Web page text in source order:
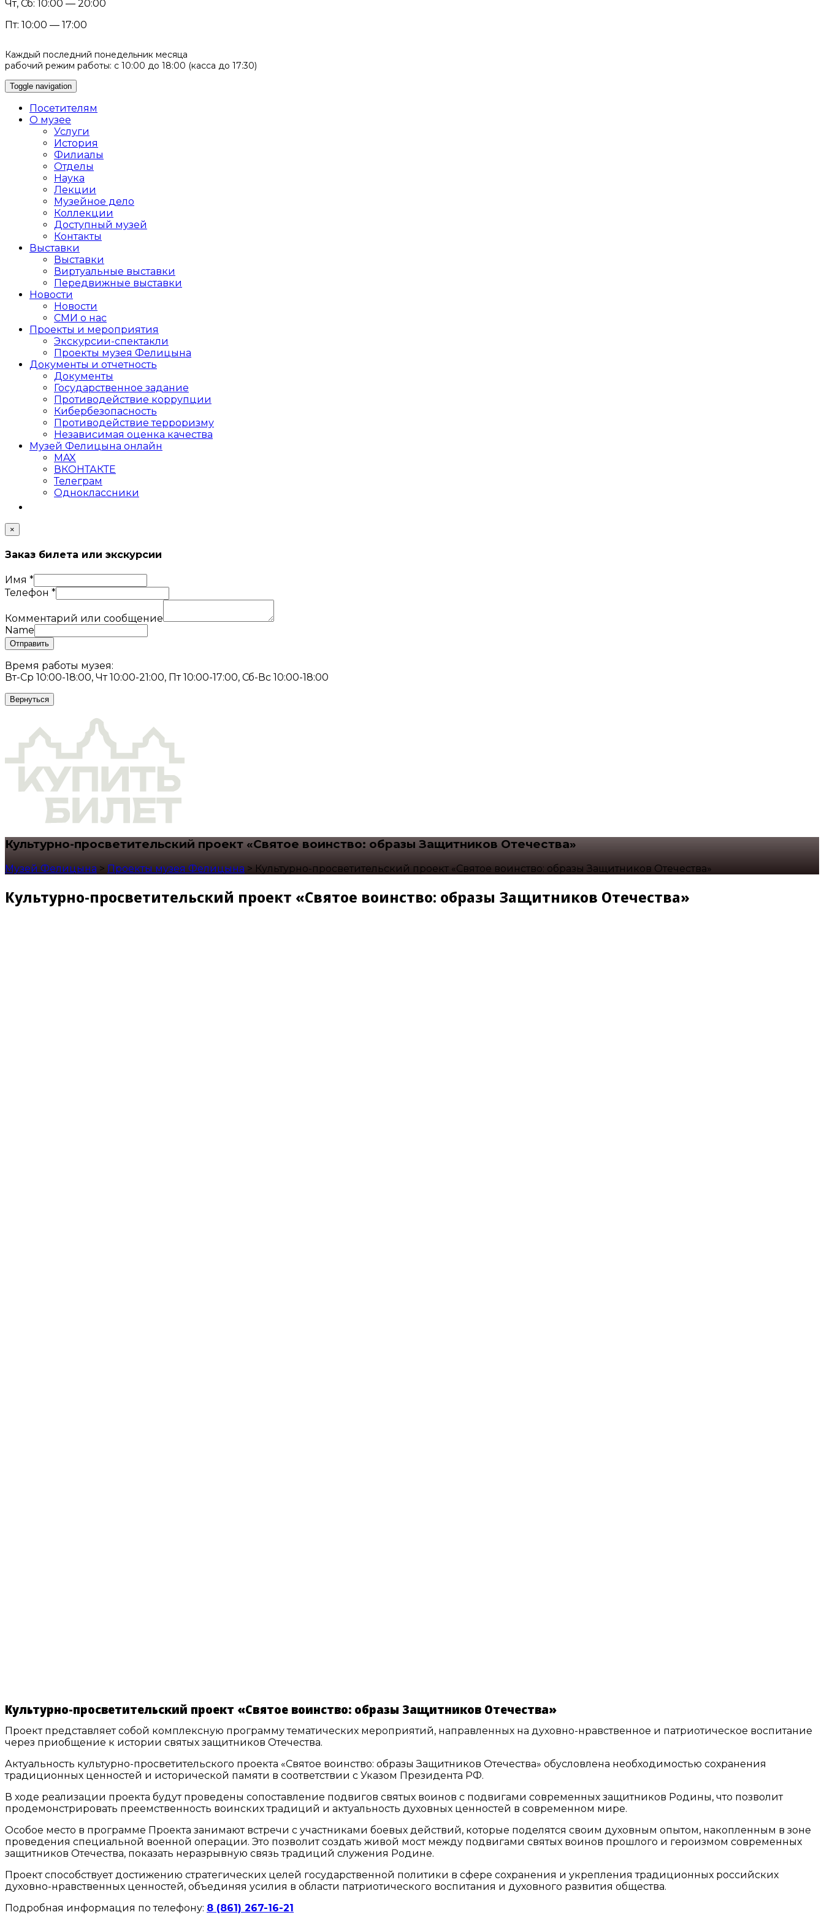
Чт, Сб: 10:00 — 20:00
Пт: 10:00 — 17:00
Каждый последний понедельник месяца
рабочий режим работы: с 10:00 до 18:00 (касса до 17:30)
Toggle navigation
Посетителям
О музее
Услуги
История
Филиалы
Отделы
Наука
Лекции
Музейное дело
Коллекции
Доступный музей
Контакты
Выставки
Выставки
Виртуальные выставки
Передвижные выставки
Новости
Новости
СМИ о нас
Проекты и мероприятия
Экскурсии-спектакли
Проекты музея Фелицына
Документы и отчетность
Документы
Государственное задание
Противодействие коррупции
Кибер­безопасность
Противодействие терроризму
Независимая оценка качества
Музей Фелицына онлайн
MAX
ВКОНТАКТЕ
Телеграм
Одноклассники
×
Заказ билета или экскурсии
Имя *
Телефон *
Комментарий или сообщение
Name
Отправить
Время работы музея:
Вт-Ср 10:00-18:00, Чт 10:00-21:00, Пт 10:00-17:00, Сб-Вс 10:00-18:00
Вернуться
Культурно-просветительский проект «Святое воинство: образы Защитников Отечества»
Музей Фелицына > Проекты музея Фелицына > Культурно-просветительский проект «Святое воинство: образы Защитников Отечества»
Культурно-просветительский проект «Святое воинство: образы Защитников Отечества»
Культурно-просветительский проект «Святое воинство: образы Защитников Отечества»
Проект представляет собой комплексную программу тематических мероприятий, направленных на духовно-нравственное и патриотическое воспитание
через приобщение к истории святых защитников Отечества.
Актуальность культурно-просветительского проекта «Святое воинство: образы Защитников Отечества» обусловлена необходимостью сохранения
традиционных ценностей и исторической памяти в соответствии с Указом Президента РФ.
В ходе реализации проекта будут проведены сопоставление подвигов святых воинов с подвигами современных защитников Родины, что позволит
продемонстрировать преемственность воинских традиций и актуальность духовных ценностей в современном мире.
Особое место в программе Проекта занимают встречи с участниками боевых действий, которые поделятся своим духовным опытом, накопленным в зоне
проведения специальной военной операции. Это позволит создать живой мост между подвигами святых воинов прошлого и героизмом современных
защитников Отечества, показать неразрывную связь традиций служения Родине.
Проект способствует достижению стратегических целей государственной политики в сфере сохранения и укрепления традиционных российских
духовно-нравственных ценностей, объединяя усилия в области патриотического воспитания и духовного развития общества.
Подробная информация по телефону: 8 (861) 267-16-21